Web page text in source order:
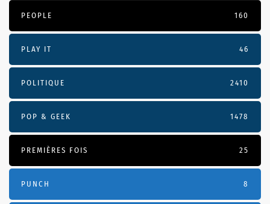
PEOPLE 160
PLAY IT 46
POLITIQUE 2410
POP & GEEK 1478
PREMIÈRES FOIS 25
PUNCH 8